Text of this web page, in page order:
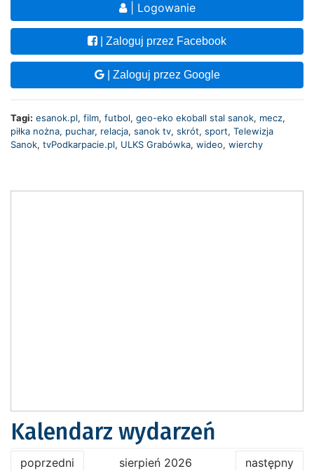
| Logowanie
| Zaloguj przez Facebook
| Zaloguj przez Google
Tagi: esanok.pl, film, futbol, geo-eko ekoball stal sanok, mecz,
piłka nożna, puchar, relacja, sanok tv, skrót, sport, Telewizja
Sanok, tvPodkarpacie.pl, ULKS Grabówka, wideo, wierchy
Kalendarz wydarzeń
poprzedni sierpień 2026 następny